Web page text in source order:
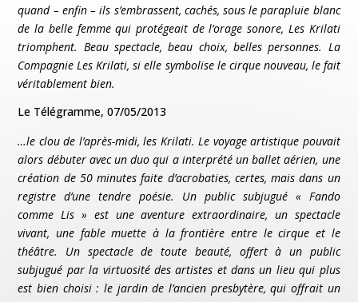
quand – enfin – ils s’embrassent, cachés, sous le parapluie blanc
de la belle femme qui protégeait de l’orage sonore, Les Krilati
triomphent. Beau spectacle, beau choix, belles personnes. La
Compagnie Les Krilati, si elle symbolise le cirque nouveau, le fait
véritablement bien.
Le Télégramme, 07/05/2013
…le clou de l’après-midi, les Krilati. Le voyage artistique pouvait
alors débuter avec un duo qui a interprété un ballet aérien, une
création de 50 minutes faite d’acrobaties, certes, mais dans un
registre d’une tendre poésie. Un public subjugué « Fando
comme Lis » est une aventure extraordinaire, un spectacle
vivant, une fable muette à la frontière entre le cirque et le
théâtre. Un spectacle de toute beauté, offert à un public
subjugué par la virtuosité des artistes et dans un lieu qui plus
est bien choisi : le jardin de l’ancien presbytère, qui offrait un